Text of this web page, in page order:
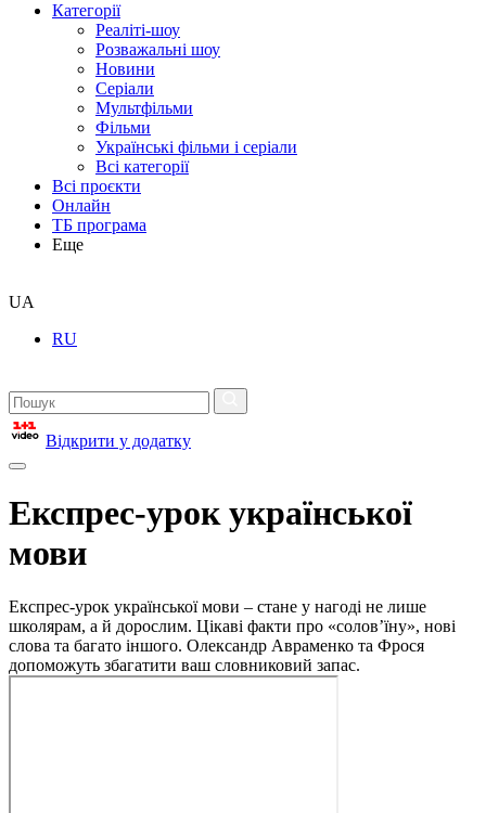
Категорії
Реаліті-шоу
Розважальні шоу
Новини
Серіали
Мультфільми
Фільми
Українські фільми і серіали
Всі категорії
Всі проєкти
Онлайн
ТБ програма
Еще
UA
RU
Відкрити у додатку
Експрес-урок української
мови
Експрес-урок української мови – стане у нагоді не лише
школярам, а й дорослим. Цікаві факти про «солов’їну», нові
слова та багато іншого. Олександр Авраменко та Фрося
допоможуть збагатити ваш словниковий запас.